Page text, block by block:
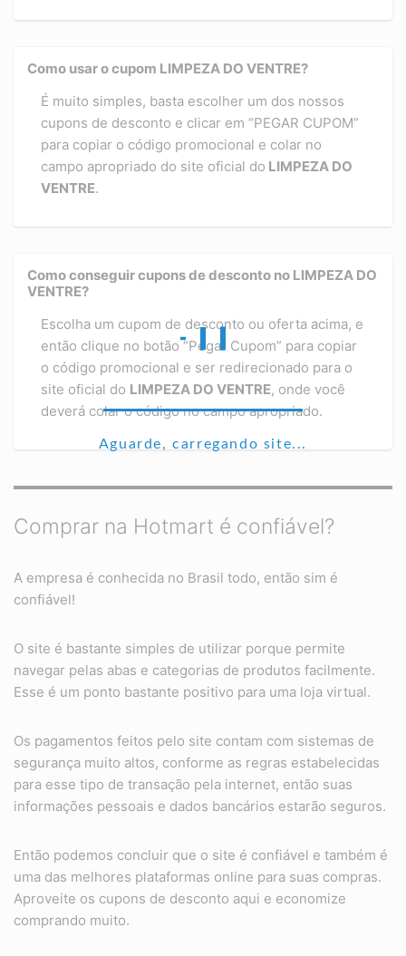
Aguarde, carregando site...
Como usar o cupom LIMPEZA DO VENTRE?
É muito simples, basta escolher um dos nossos
cupons de desconto e clicar em “PEGAR CUPOM”
para copiar o código promocional e colar no
campo apropriado do site oficial do LIMPEZA DO
VENTRE.
Como conseguir cupons de desconto no LIMPEZA DO
VENTRE?
Escolha um cupom de desconto ou oferta acima, e
então clique no botão “Pegar Cupom” para copiar
o código promocional e ser redirecionado para o
site oficial do LIMPEZA DO VENTRE, onde você
deverá colar o código no campo apropriado.
Comprar na Hotmart é confiável?
A empresa é conhecida no Brasil todo, então sim é
confiável!
O site é bastante simples de utilizar porque permite
navegar pelas abas e categorias de produtos facilmente.
Esse é um ponto bastante positivo para uma loja virtual.
Os pagamentos feitos pelo site contam com sistemas de
segurança muito altos, conforme as regras estabelecidas
para esse tipo de transação pela internet, então suas
informações pessoais e dados bancários estarão seguros.
Então podemos concluir que o site é confiável e também é
uma das melhores plataformas online para suas compras.
Aproveite os cupons de desconto aqui e economize
comprando muito.